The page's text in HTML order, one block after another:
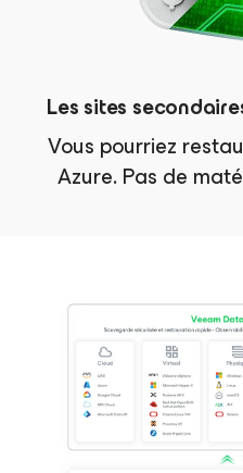
Les sites
Vous pourriez
Azure. Pas de